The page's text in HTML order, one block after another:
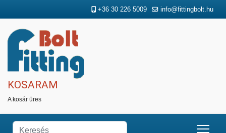
+36 30 226 5009 info@fittingbolt.hu
KOSARAM
A kosár üres